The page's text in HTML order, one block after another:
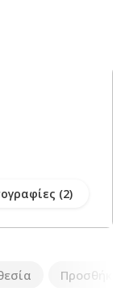
Προσθήκη